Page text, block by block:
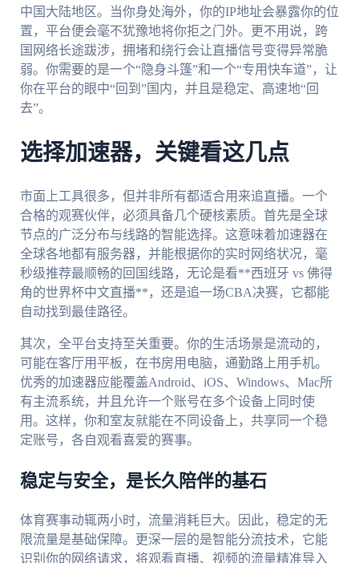
中国大陆地区。当你身处海外，你的IP地址会暴露你的位
置，平台便会毫不犹豫地将你拒之门外。更不用说，跨
国网络长途跋涉，拥堵和绕行会让直播信号变得异常脆
弱。你需要的是一个“隐身斗篷”和一个“专用快车道”，让
你在平台的眼中“回到”国内，并且是稳定、高速地“回
去”。
选择加速器，关键看这几点
市面上工具很多，但并非所有都适合用来追直播。一个
合格的观赛伙伴，必须具备几个硬核素质。首先是全球
节点的广泛分布与线路的智能选择。这意味着加速器在
全球各地都有服务器，并能根据你的实时网络状况，毫
秒级推荐最顺畅的回国线路，无论是看**西班牙 vs 佛得
角的世界杯中文直播**，还是追一场CBA决赛，它都能
自动找到最佳路径。
其次，全平台支持至关重要。你的生活场景是流动的，
可能在客厅用平板，在书房用电脑，通勤路上用手机。
优秀的加速器应能覆盖Android、iOS、Windows、Mac所
有主流系统，并且允许一个账号在多个设备上同时使
用。这样，你和室友就能在不同设备上，共享同一个稳
定账号，各自观看喜爱的赛事。
稳定与安全，是长久陪伴的基石
体育赛事动辄两小时，流量消耗巨大。因此，稳定的无
限流量是基础保障。更深一层的是智能分流技术，它能
识别你的网络请求，将观看直播、视频的流量精准导入